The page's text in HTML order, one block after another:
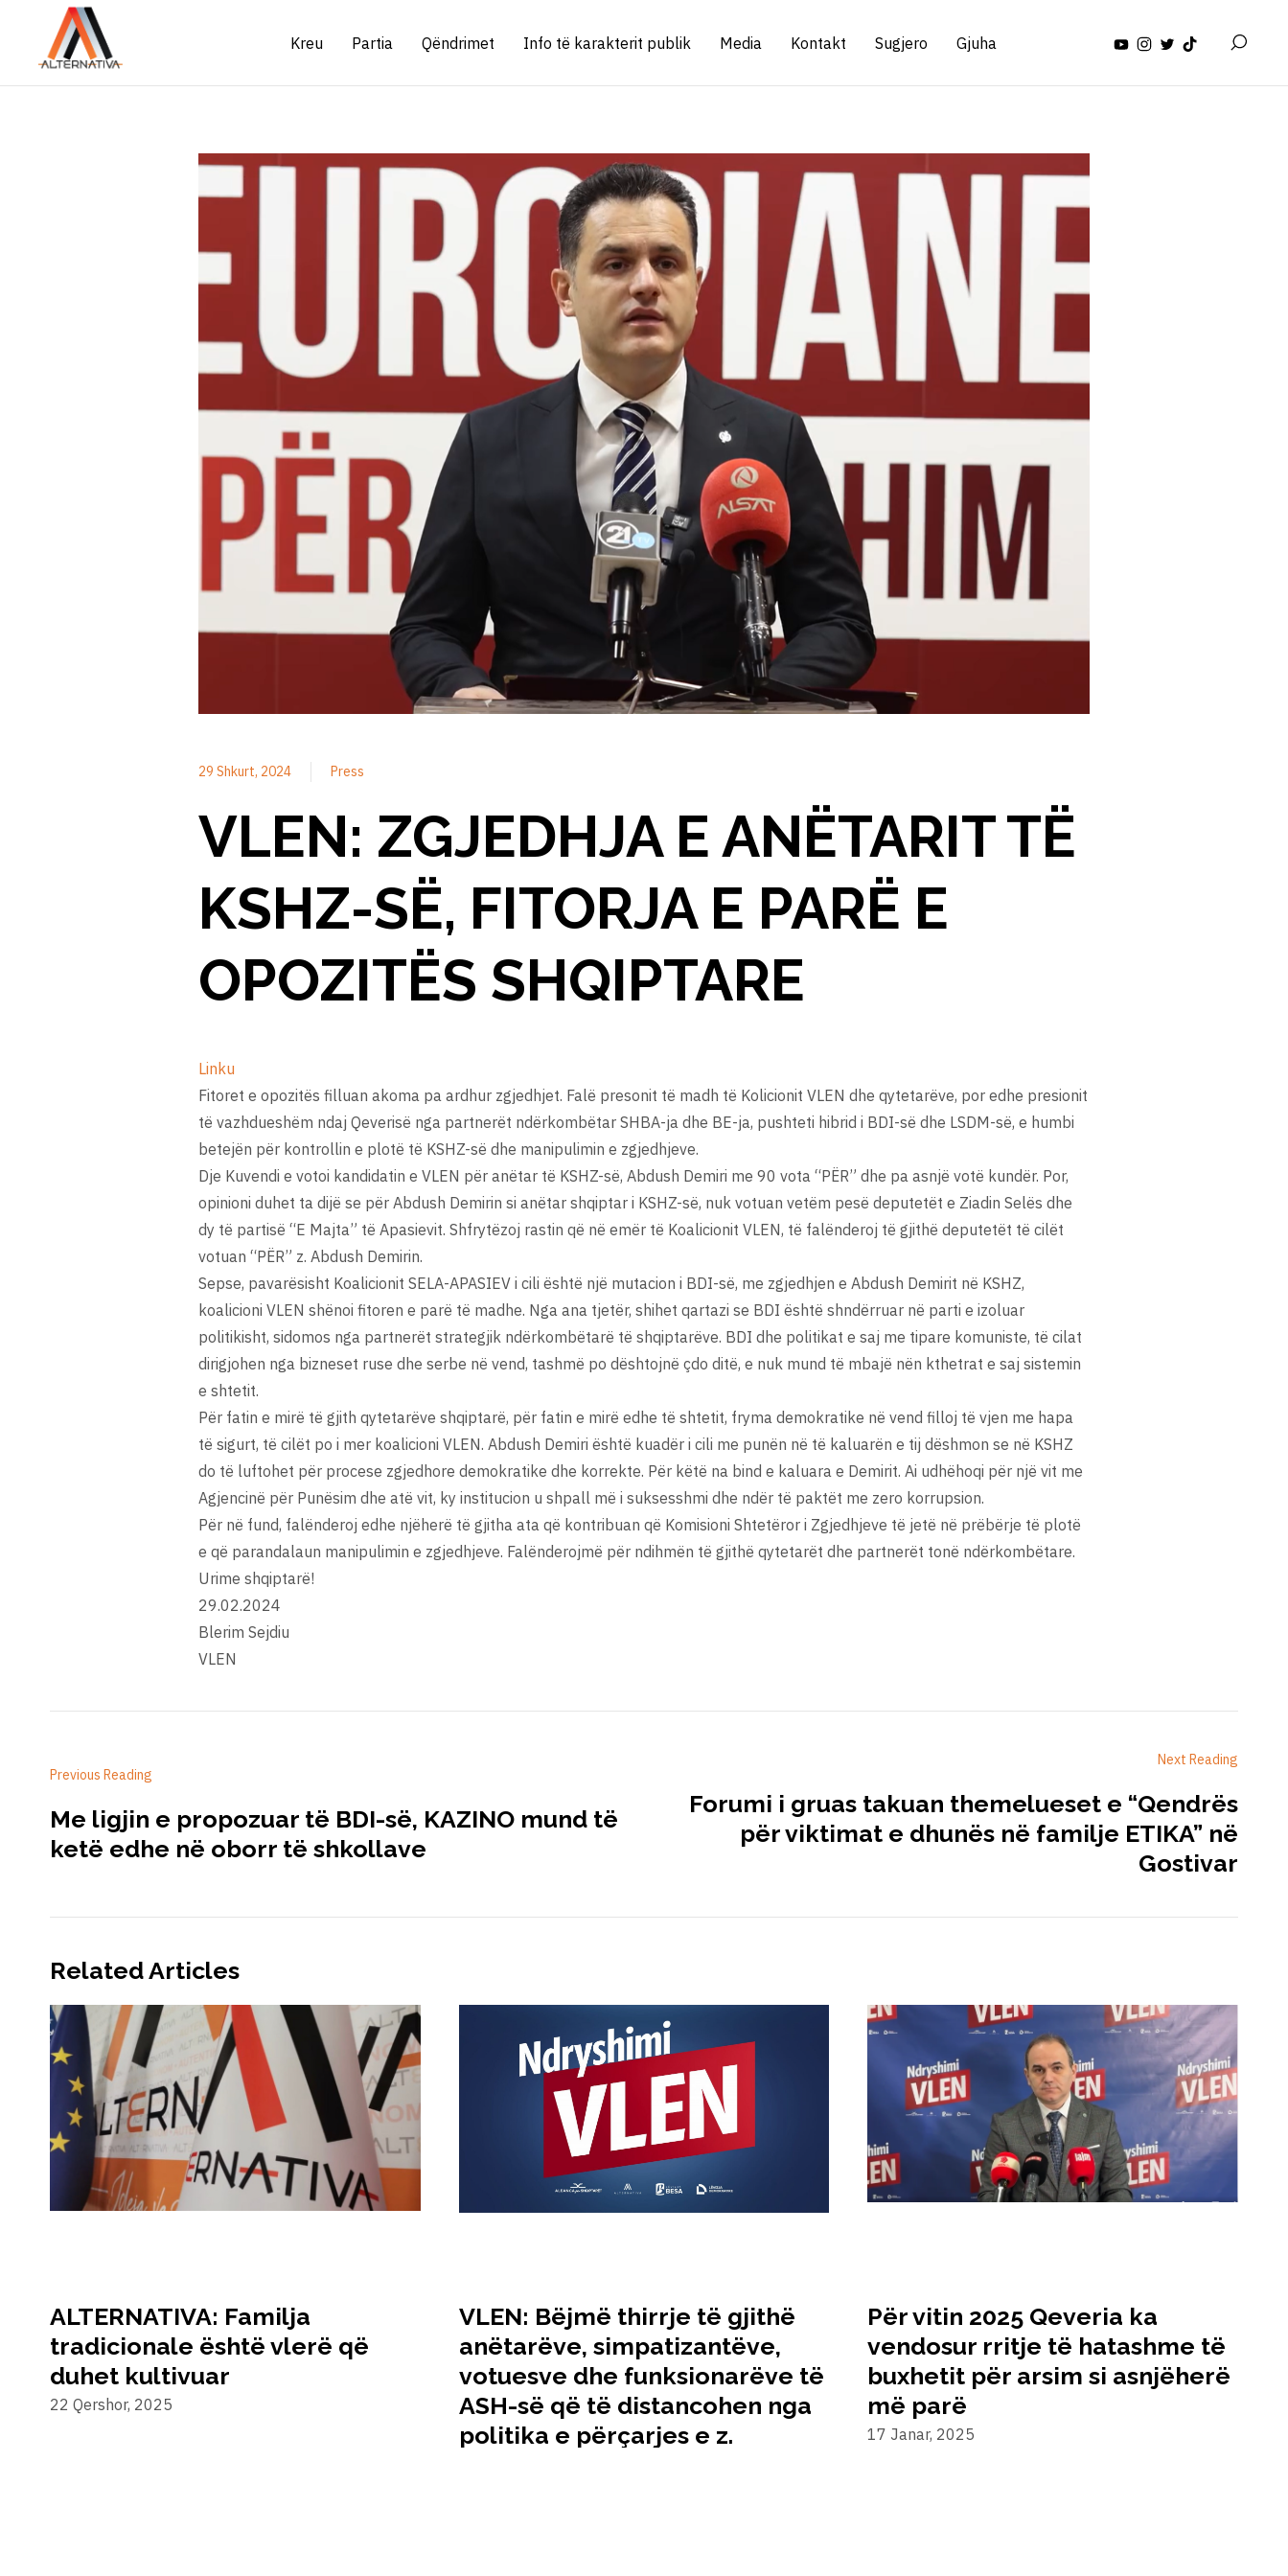
Kreu Partia Qëndrimet Info të karakterit publik Media Kontakt Sugjero Gjuha
29 Shkurt, 2024 Press
VLEN: ZGJEDHJA E ANËTARIT TË
KSHZ-SË, FITORJA E PARË E
OPOZITËS SHQIPTARE
Linku
Fitoret e opozitës filluan akoma pa ardhur zgjedhjet. Falë presonit të madh të Kolicionit VLEN dhe qytetarëve, por edhe presionit
të vazhdueshëm ndaj Qeverisë nga partnerët ndërkombëtar SHBA-ja dhe BE-ja, pushteti hibrid i BDI-së dhe LSDM-së, e humbi
betejën për kontrollin e plotë të KSHZ-së dhe manipulimin e zgjedhjeve.
Dje Kuvendi e votoi kandidatin e VLEN për anëtar të KSHZ-së, Abdush Demiri me 90 vota “PËR” dhe pa asnjë votë kundër. Por,
opinioni duhet ta dijë se për Abdush Demirin si anëtar shqiptar i KSHZ-së, nuk votuan vetëm pesë deputetët e Ziadin Selës dhe
dy të partisë “E Majta” të Apasievit. Shfrytëzoj rastin që në emër të Koalicionit VLEN, të falënderoj të gjithë deputetët të cilët
votuan “PËR” z. Abdush Demirin.
Sepse, pavarësisht Koalicionit SELA-APASIEV i cili është një mutacion i BDI-së, me zgjedhjen e Abdush Demirit në KSHZ,
koalicioni VLEN shënoi fitoren e parë të madhe. Nga ana tjetër, shihet qartazi se BDI është shndërruar në parti e izoluar
politikisht, sidomos nga partnerët strategjik ndërkombëtarë të shqiptarëve. BDI dhe politikat e saj me tipare komuniste, të cilat
dirigjohen nga bizneset ruse dhe serbe në vend, tashmë po dështojnë çdo ditë, e nuk mund të mbajë nën kthetrat e saj sistemin
e shtetit.
Për fatin e mirë të gjith qytetarëve shqiptarë, për fatin e mirë edhe të shtetit, fryma demokratike në vend filloj të vjen me hapa
të sigurt, të cilët po i mer koalicioni VLEN. Abdush Demiri është kuadër i cili me punën në të kaluarën e tij dëshmon se në KSHZ
do të luftohet për procese zgjedhore demokratike dhe korrekte. Për këtë na bind e kaluara e Demirit. Ai udhëhoqi për një vit me
Agjencinë për Punësim dhe atë vit, ky institucion u shpall më i suksesshmi dhe ndër të paktët me zero korrupsion.
Për në fund, falënderoj edhe njëherë të gjitha ata që kontribuan që Komisioni Shtetëror i Zgjedhjeve të jetë në prëbërje të plotë
e që parandalaun manipulimin e zgjedhjeve. Falënderojmë për ndihmën të gjithë qytetarët dhe partnerët tonë ndërkombëtare.
Urime shqiptarë!
29.02.2024
Blerim Sejdiu
VLEN
Previous Reading
Me ligjin e propozuar të BDI-së, KAZINO mund të
ketë edhe në oborr të shkollave
Next Reading
Forumi i gruas takuan themelueset e “Qendrës
për viktimat e dhunës në familje ETIKA” në
Gostivar
Related Articles
ALTERNATIVA: Familja
tradicionale është vlerë që
duhet kultivuar
22 Qershor, 2025
VLEN: Bëjmë thirrje të gjithë
anëtarëve, simpatizantëve,
votuesve dhe funksionarëve të
ASH-së që të distancohen nga
politika e përçarjes e z.
Për vitin 2025 Qeveria ka
vendosur rritje të hatashme të
buxhetit për arsim si asnjëherë
më parë
17 Janar, 2025